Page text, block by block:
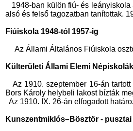
1948-ban külön fiú- és
alsó és felső tagozatban tanítottak.
Fiúiskola 1948-tól 1957-ig
Az Állami Általános Fiúiskola
Külterületi Állami Elemi Népiskolák
Az 1910. szeptember 16-án
Bors Károly helybeli lakost bízták
Az 1910. IX. 26-án elfogadott
Kunszentmiklós–Bösztör -